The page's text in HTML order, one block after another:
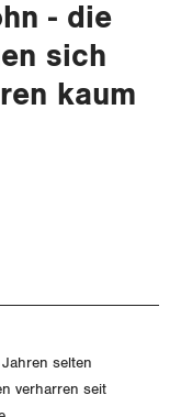
- die
sich
kaum
selten
verharren seit